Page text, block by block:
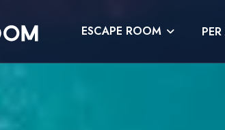
ESCAPE ROOM